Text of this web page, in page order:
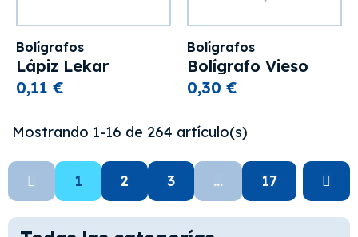
Bolígrafos
Lápiz Lekar
0,11 €
Bolígrafos
Bolígrafo Vieso
0,30 €
Mostrando 1-16 de 264 artículo(s)
1 2 3 … 17